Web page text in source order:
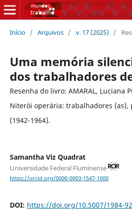
Início / Arquivos / v. 17 (2025) /
Uma memória
dos trabalhadores
Resenha do livro: AMARAL, Luciana
Niterói operária: trabalhadores (as),
(1942-1964).
Samantha Viz Quadrat
Universidade Federal Fluminense
https://orcid.org/0000-0003-1547-1000
DOI: https://doi.org/10.5007/1984-